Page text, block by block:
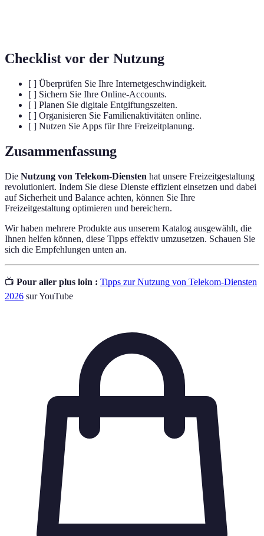
Checklist vor der Nutzung
[ ] Überprüfen Sie Ihre Internetgeschwindigkeit.
[ ] Sichern Sie Ihre Online-Accounts.
[ ] Planen Sie digitale Entgiftungszeiten.
[ ] Organisieren Sie Familienaktivitäten online.
[ ] Nutzen Sie Apps für Ihre Freizeitplanung.
Zusammenfassung
Die Nutzung von Telekom-Diensten hat unsere Freizeitgestaltung
revolutioniert. Indem Sie diese Dienste effizient einsetzen und dabei
auf Sicherheit und Balance achten, können Sie Ihre
Freizeitgestaltung optimieren und bereichern.
Wir haben mehrere Produkte aus unserem Katalog ausgewählt, die
Ihnen helfen können, diese Tipps effektiv umzusetzen. Schauen Sie
sich die Empfehlungen unten an.
📺 Pour aller plus loin : Tipps zur Nutzung von Telekom-Diensten
2026 sur YouTube